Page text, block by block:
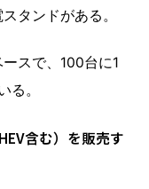
タンドがある。
スで、100台に1
る。
含む）を販売す